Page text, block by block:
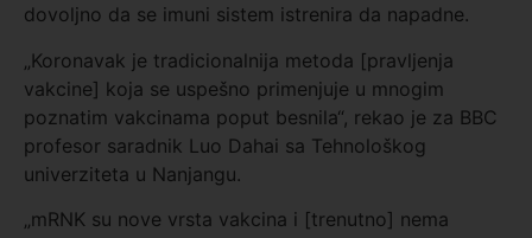
dovoljno da se imuni sistem istrenira da napadne.
„Koronavak je tradicionalnija metoda [pravljenja
vakcine] koja se uspešno primenjuje u mnogim
poznatim vakcinama poput besnila“, rekao je za BBC
profesor saradnik Luo Dahai sa Tehnološkog
univerziteta u Nanjangu.
„mRNK su nove vrsta vakcina i [trenutno] nema